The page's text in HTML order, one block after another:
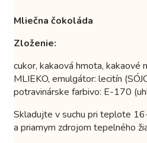
Mliečna čokoláda
Zloženie:
cukor, kakaová hmota, kakaové
MLIEKO, emulgátor: lecitín
potravinárske farbivo: E-170
Skladujte v suchu pri teplote
a priamym zdrojom tepelného